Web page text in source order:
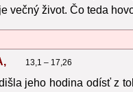
večný život. Čo teda
13,1 – 17,26
jeho hodina odísť z